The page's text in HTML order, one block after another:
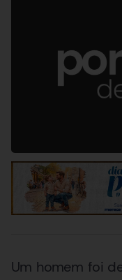
Um homem foi